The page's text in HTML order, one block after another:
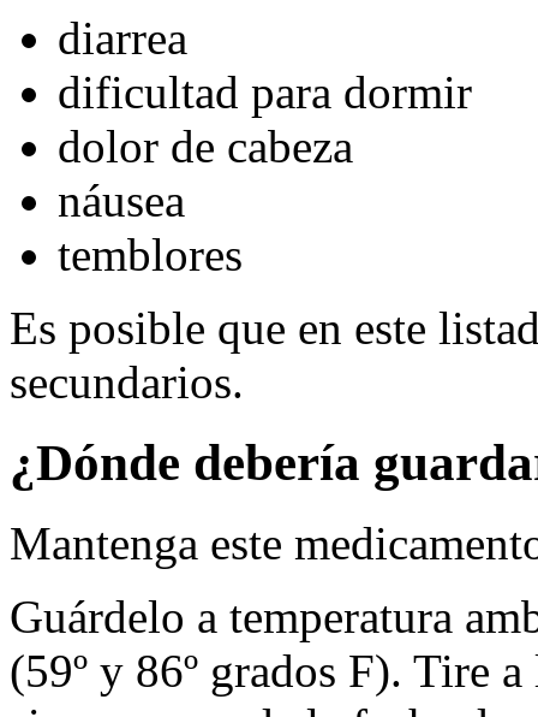
diarrea
dificultad para dormir
dolor de cabeza
náusea
temblores
Es posible que en este
secundarios.
¿Dónde debería
Mantenga este
Guárdelo a temperatura
(59º y 86º grados F). Tire